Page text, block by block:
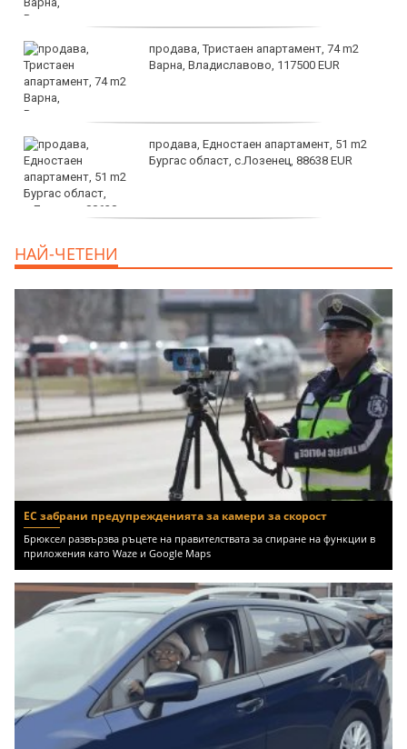
продава, Тристаен апартамент, 74 m2
Варна, Владиславово, 117500 EUR
продава, Едностаен апартамент, 51 m2
Бургас област, с.Лозенец, 88638 EUR
EUR
НАЙ-ЧЕТЕНИ
ЕС забрани предупрежденията за камери за скорост
Брюксел развързва ръцете на правителствата за спиране на функции в
приложения като Waze и Google Maps